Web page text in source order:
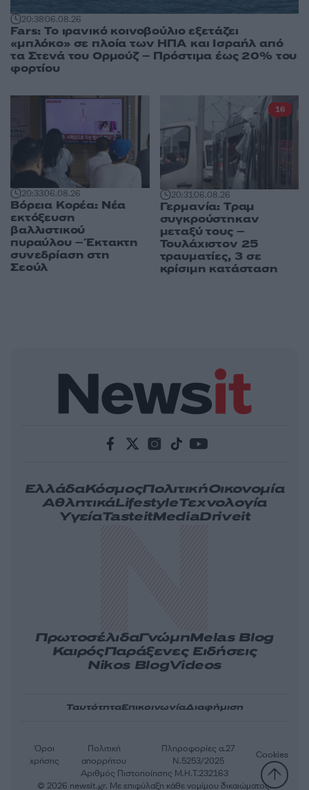
20:3806.08.26
Fars: Το ιρανικό κοινοβούλιο εξετάζει
«μπλόκο» σε πλοία των ΗΠΑ και Ισραήλ από
τα Στενά του Ορμούζ – Πρόστιμα έως 20% του
φορτίου
20:3306.08.26
Βόρεια Κορέα: Νέα
εκτόξευση
βαλλιστικού
πυραύλου – Έκτακτη
συνεδρίαση στη
Σεούλ
20:3106.08.26
Γερμανία: Tραμ
συγκρούστηκαν
μεταξύ τους –
Τουλάχιστον 25
τραυματίες, 3 σε
κρίσιμη κατάσταση
16
ΕλλάδαΚόσμοςΠολιτικήΟικονομία
ΑθλητικάLifestyleΤεχνολογία
ΥγείαTasteitMediaDriveit
ΠρωτοσέλιδαΓνώμηMelas Blog
ΚαιρόςΠαράξενες Ειδήσεις
Nikos BlogVideos
ΤαυτότηταΕπικοινωνίαΔιαφήμιση
Αριθμός Πιστοποίησης Μ.Η.Τ.232163
Όροι
χρήσης
Πολιτική
απορρήτου
Πληροφορίες α.27
Ν.5253/2025
Cookies
© 2026 newsit.gr. Με επιφύλαξη κάθε νομίμου δικαιώματος.